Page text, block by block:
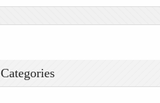
Categories